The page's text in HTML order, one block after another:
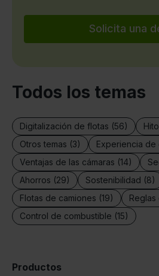
Solicita una
Todos los temas
Digitalización de flotas (56)
Otros temas (3)
Experiencia de
Ventajas de las cámaras (14)
Ahorros (29)
Sostenibilidad (8)
Flotas de camiones (19)
Control de combustible (15)
Productos